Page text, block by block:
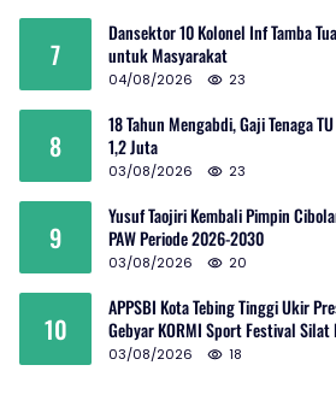
7
Dansektor 10 Kolonel Inf Tamba
untuk Masyarakat
04/08/2026 23
8
18 Tahun Mengabdi, Gaji Tenaga
1,2 Juta
03/08/2026 23
9
Yusuf Taojiri Kembali Pimpin
PAW Periode 2026-2030
03/08/2026 20
10
APPSBI Kota Tebing Tinggi Ukir
Gebyar KORMI Sport Festival
03/08/2026 18